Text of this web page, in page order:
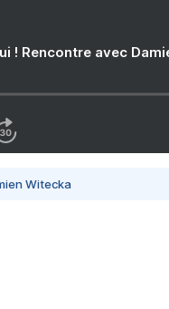
! Rencontre avec
Witecka